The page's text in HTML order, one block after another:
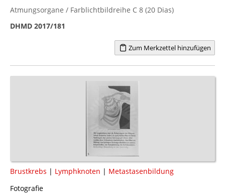
Atmungsorgane / Farblichtbildreihe C 8 (20 Dias)
DHMD 2017/181
Zum Merkzettel hinzufügen
Brustkrebs | Lymphknoten | Metastasenbildung
Fotografie